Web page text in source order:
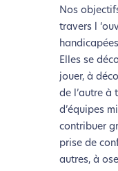
Nos
travers l
Elles se
jouer, à
de l’autre à
d’équipes
contribuer
prise de
autres, à